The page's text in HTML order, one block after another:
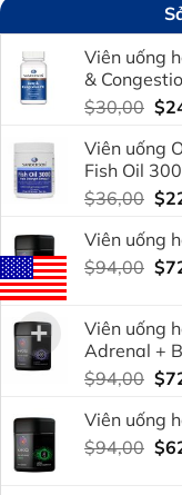
Viên uống
&
$30,00 Giá
là:
$
Viên uống
Fish Oil
$36,00 Giá
là:
$
Viên uống
$94,00 Giá
$
Viên uống
Adrenal +
$94,00 Giá
là:
$
Viên uống
$94,00 Giá
$